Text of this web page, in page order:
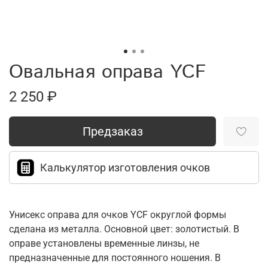
Овальная оправа YCF
2 250 ₽
Предзаказ
Калькулятор изготовления очков
Унисекс оправа для очков YCF округлой формы
сделана из металла. Основной цвет: золотистый. В
оправе установлены временные линзы, не
предназначенные для постоянного ношения. В